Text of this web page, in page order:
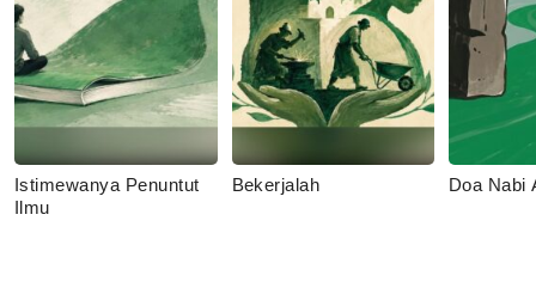
Istimewanya Penuntut
Ilmu
Bekerjalah Doa Nabi